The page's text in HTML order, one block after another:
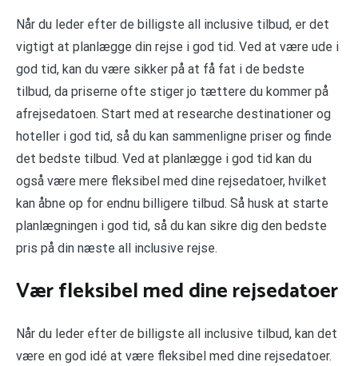
Når du leder efter de billigste all inclusive tilbud, er det
vigtigt at planlægge din rejse i god tid. Ved at være ude i
god tid, kan du være sikker på at få fat i de bedste
tilbud, da priserne ofte stiger jo tættere du kommer på
afrejsedatoen. Start med at researche destinationer og
hoteller i god tid, så du kan sammenligne priser og finde
det bedste tilbud. Ved at planlægge i god tid kan du
også være mere fleksibel med dine rejsedatoer, hvilket
kan åbne op for endnu billigere tilbud. Så husk at starte
planlægningen i god tid, så du kan sikre dig den bedste
pris på din næste all inclusive rejse.
Vær fleksibel med dine rejsedatoer
Når du leder efter de billigste all inclusive tilbud, kan det
være en god idé at være fleksibel med dine rejsedatoer.